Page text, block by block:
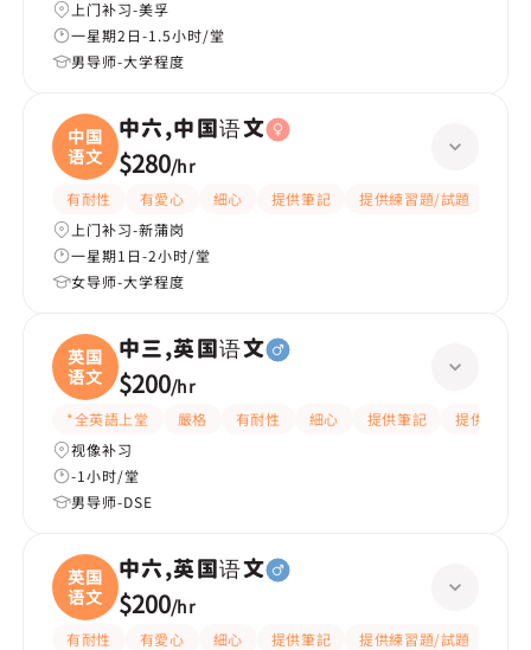
上门补习-美孚
一星期2日-1.5小时/堂
男导师-大学程度
中国
语文
中六,中国语文
$280/hr
有耐性 有愛心 細心 提供筆記 提供練習題/試題
上门补习-新蒲岗
一星期1日-2小时/堂
女导师-大学程度
英国
语文
中三,英国语文
$200/hr
*全英語上堂 嚴格 有耐性 細心 提供筆記
提供練習
视像补习
-1小时/堂
男导师-DSE
英国
语文
中六,英国语文
$200/hr
有耐性 有愛心 細心 提供筆記 提供練習題/試題